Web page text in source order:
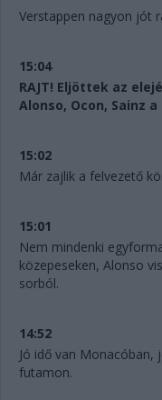
Verstappen nagyon jót
15:04
RAJT! Eljöttek az
Alonso, Ocon, Sainz
15:02
Már zajlik a felvezető
15:01
Nem mindenki
közepeseken, Alonso
sorból.
14:52
Jó idő van Monacóban,
futamon.